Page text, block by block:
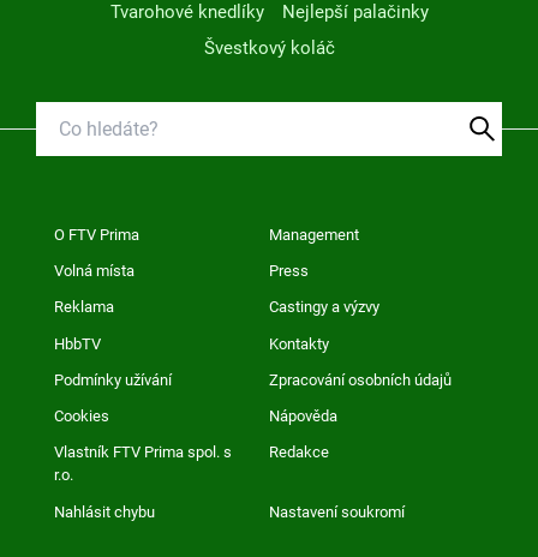
Tvarohové knedlíky
Nejlepší palačinky
Švestkový koláč
O FTV Prima Management
Volná místa Press
Reklama Castingy a výzvy
HbbTV Kontakty
Podmínky užívání Zpracování osobních údajů
Cookies Nápověda
Vlastník FTV Prima spol. s
r.o.
Redakce
Nahlásit chybu Nastavení soukromí